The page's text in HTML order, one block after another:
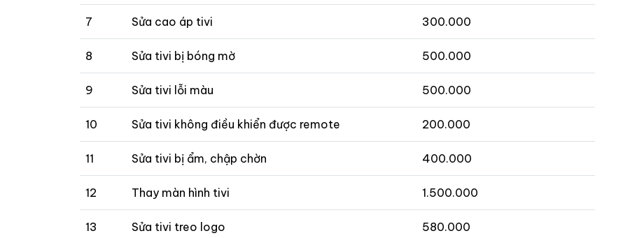
7 Sửa cao áp tivi 300.000
8 Sửa tivi bị bóng mờ 500.000
9 Sửa tivi lỗi màu 500.000
10 Sửa tivi không điều khiển được remote 200.000
11 Sửa tivi bị ẩm, chập chờn 400.000
12 Thay màn hình tivi 1.500.000
13 Sửa tivi treo logo 580.000